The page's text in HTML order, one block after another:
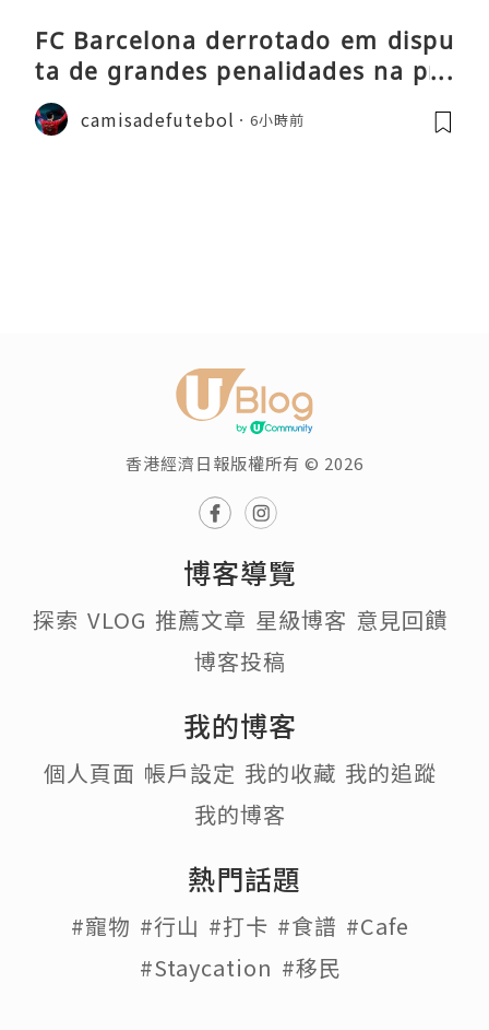
FC Barcelona derrotado em dispu
ta de grandes penalidades na pré
-época
camisadefutebol 6小時前
香港經濟日報版權所有 © 2026
博客導覽
探索 VLOG 推薦文章 星級博客 意見回饋
博客投稿
我的博客
個人頁面 帳戶設定 我的收藏 我的追蹤
我的博客
熱門話題
#寵物 #行山 #打卡 #食譜 #Cafe
#Staycation #移民